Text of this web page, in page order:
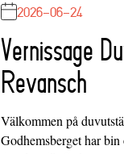
2026-06-24
Vernissage
Revansch
Välkommen på
Godhemsberget har